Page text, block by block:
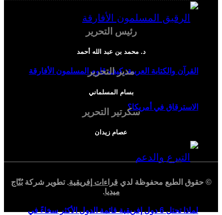
القرآن والكتابة العربية: كيف قاوم المسلمون الأفارقة
الاسترقاق في أمريكا؟
لماذا تحتل 6 دول إفريقية قائمة الدول الأكثر سخاءً في
رئيس التحرير
د. محمد بن عبد الله أحمد
مدير التحرير
بسام المسلماني
سكرتير التحرير
عصام زيدان
© حقوق الطبع محفوظة لدي قراءات إفريقية. تطوير شركةبُنّاج
ميديا.